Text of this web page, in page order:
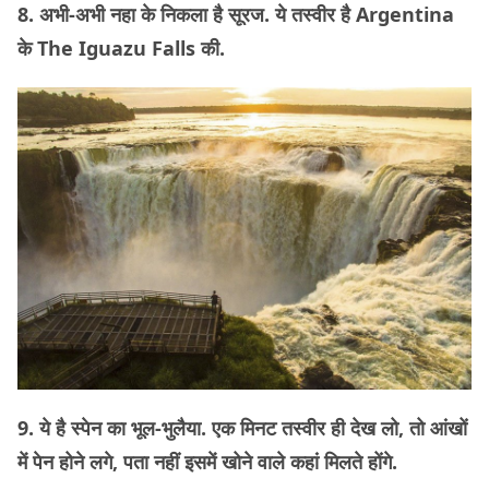
8. अभी-अभी नहा के निकला है सूरज. ये तस्वीर है Argentina
के The Iguazu Falls की.
9. ये है स्पेन का भूल-भुलैया. एक मिनट तस्वीर ही देख लो, तो आंखों
में पेन होने लगे, पता नहीं इसमें खोने वाले कहां मिलते होंगे.